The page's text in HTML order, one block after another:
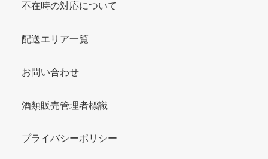
不在時の対応について
配送エリア一覧
お問い合わせ
酒類販売管理者標識
プライバシーポリシー